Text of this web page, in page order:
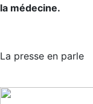
la médecine.
La presse en parle